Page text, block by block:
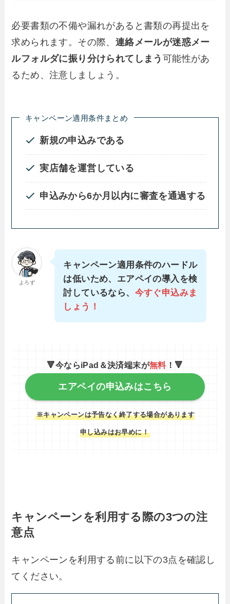
必要書類の不備や漏れがあると書類の再提出を
求められます。その際、 連絡メールが迷惑メー
ルフォルダに振り分けられてしまう 可能性があ
るため、注意しましょう。
キャンペーン適用条件まとめ
新規の申込みである
実店舗を運営している
申込みから6か月以内に審査を通過する
よろず
キャンペーン適用条件のハードル
は低いため、エアペイの導入を検
討しているなら、 今すぐ申込みま
しょう！
🔻今ならiPad＆決済端末が無料！🔻
エアペイの申込みはこちら
※キャンペーンは予告なく終了する場合があります
申し込みはお早めに！
キャンペーンを利用する際の3つの注
意点
キャンペーンを利用する前に以下の3点を確認し
てください。